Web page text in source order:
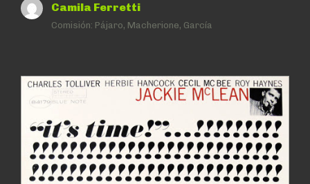
Camila Ferretti
Comisión: Pájaro, Macherione, García